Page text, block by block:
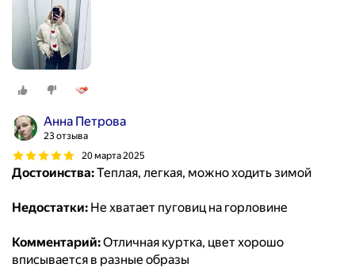
Анна Петрова
23 отзыва
20 марта 2025
Достоинства:Теплая, легкая, можно ходить зимой
Недостатки: Не хватает пуговиц на горловине
Комментарий:Отличная куртка, цвет хорошо
вписывается в разные образы